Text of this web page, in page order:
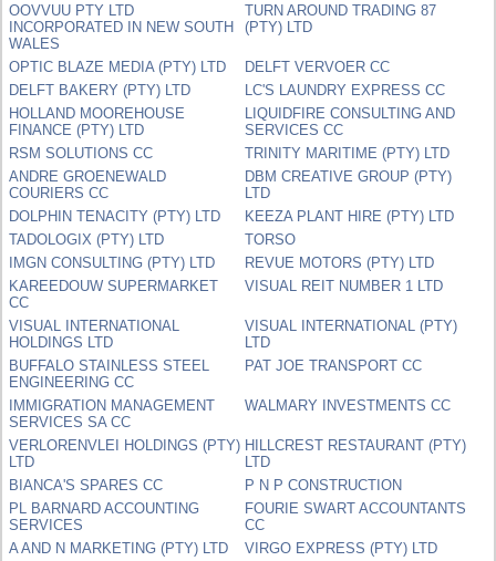
OOVVUU PTY LTD
INCORPORATED IN NEW SOUTH
WALES
TURN AROUND TRADING 87
(PTY) LTD
OPTIC BLAZE MEDIA (PTY) LTD
DELFT VERVOER CC
DELFT BAKERY (PTY) LTD
LC'S LAUNDRY EXPRESS CC
HOLLAND MOOREHOUSE
FINANCE (PTY) LTD
LIQUIDFIRE CONSULTING AND
SERVICES CC
RSM SOLUTIONS CC
TRINITY MARITIME (PTY) LTD
ANDRE GROENEWALD
COURIERS CC
DBM CREATIVE GROUP (PTY)
LTD
DOLPHIN TENACITY (PTY) LTD
KEEZA PLANT HIRE (PTY) LTD
TADOLOGIX (PTY) LTD
TORSO
IMGN CONSULTING (PTY) LTD
REVUE MOTORS (PTY) LTD
KAREEDOUW SUPERMARKET
CC
VISUAL REIT NUMBER 1 LTD
VISUAL INTERNATIONAL
HOLDINGS LTD
VISUAL INTERNATIONAL (PTY)
LTD
BUFFALO STAINLESS STEEL
ENGINEERING CC
PAT JOE TRANSPORT CC
IMMIGRATION MANAGEMENT
SERVICES SA CC
WALMARY INVESTMENTS CC
VERLORENVLEI HOLDINGS (PTY)
LTD
HILLCREST RESTAURANT (PTY)
LTD
BIANCA'S SPARES CC
P N P CONSTRUCTION
PL BARNARD ACCOUNTING
SERVICES
FOURIE SWART ACCOUNTANTS
CC
A AND N MARKETING (PTY) LTD
VIRGO EXPRESS (PTY) LTD